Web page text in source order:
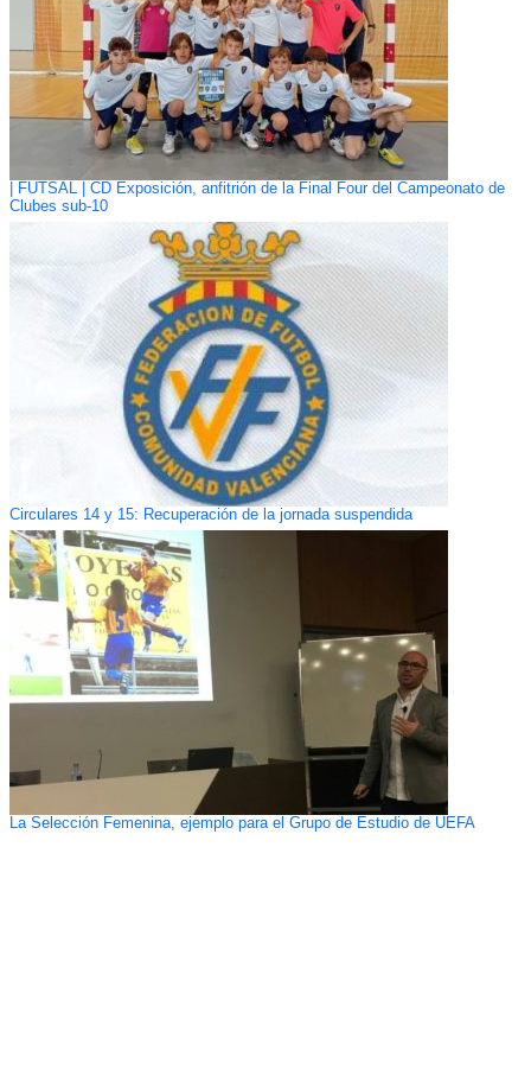
| FUTSAL | CD Exposición, anfitrión de la Final Four del Campeonato de
Clubes sub-10
Circulares 14 y 15: Recuperación de la jornada suspendida
La Selección Femenina, ejemplo para el Grupo de Estudio de UEFA